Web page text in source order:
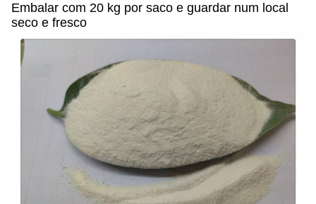
Embalar com 20 kg por saco e guardar num local
seco e fresco